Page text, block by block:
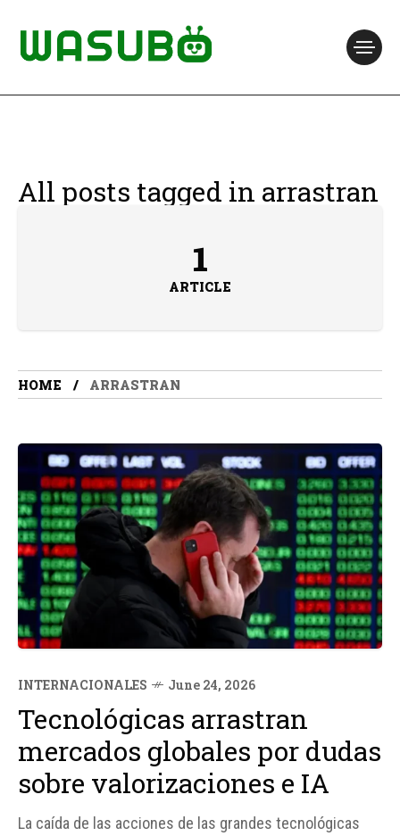
All posts tagged in arrastran
1
ARTICLE
HOME ARRASTRAN
INTERNACIONALES June 24, 2026
Tecnológicas arrastran
mercados globales por dudas
sobre valorizaciones e IA
La caída de las acciones de las grandes tecnológicas